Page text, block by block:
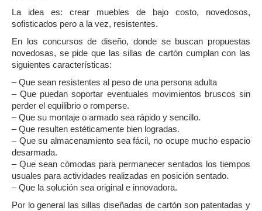
La idea es: crear muebles de bajo costo, novedosos,
sofisticados pero a la vez, resistentes.
En los concursos de diseño, donde se buscan propuestas
novedosas, se pide que las sillas de cartón cumplan con las
siguientes características:
– Que sean resistentes al peso de una persona adulta
– Que puedan soportar eventuales movimientos bruscos sin
perder el equilibrio o romperse.
– Que su montaje o armado sea rápido y sencillo.
– Que resulten estéticamente bien logradas.
– Que su almacenamiento sea fácil, no ocupe mucho espacio
desarmada.
– Que sean cómodas para permanecer sentados los tiempos
usuales para actividades realizadas en posición sentado.
– Que la solución sea original e innovadora.
Por lo general las sillas diseñadas de cartón son patentadas y